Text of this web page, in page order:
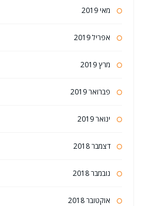
מאי 2019
אפריל 2019
מרץ 2019
פברואר 2019
ינואר 2019
דצמבר 2018
נובמבר 2018
אוקטובר 2018